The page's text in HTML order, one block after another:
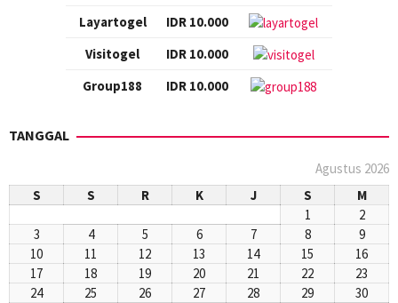
Layartogel
IDR 10.000
Visitogel
IDR 10.000
Group188
IDR 10.000
TANGGAL
Agustus 2026
S
S R K J S
M
1
2
3
4 5 6 7 8
9
10
11 12 13 14 15
16
17
18 19 20 21 22
23
24
25 26 27 28 29
30